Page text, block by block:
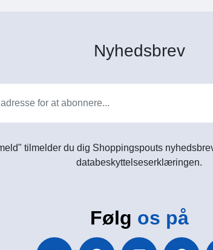
Nyhedsbrev
tilmelder du dig Shoppingspouts
databeskyttelseserklæringen.
Følg os på